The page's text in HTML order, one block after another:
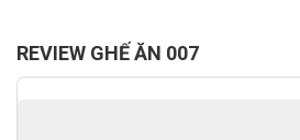
REVIEW GHẾ ĂN 007